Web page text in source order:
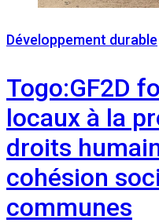
Développement durable
Togo:GF2D
locaux à la
droits
cohésion
communes